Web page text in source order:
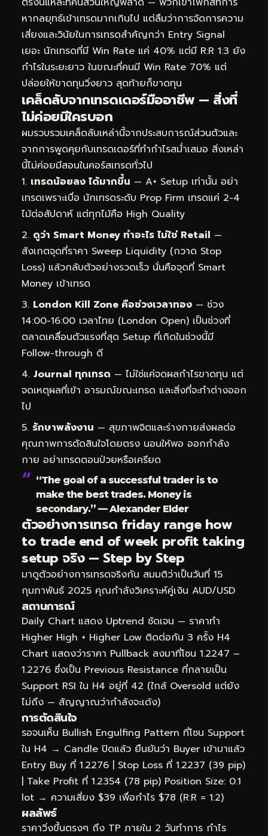
หากลยุทธ์เข้าเทรดมากเกินไป แต่ลืมว่าการจัดการความ
เสี่ยงและวินัยในการเทรดสำคัญกว่า Entry Signal
เยอะ นักเทรดที่มี Win Rate แค่ 40% แต่มี R:R 1:3 ยัง
กำไรในระยะยาว ในขณะที่คนมี Win Rate 70% แต่
ปล่อยให้ขาดทุนวิ่งยาว สุดท้ายก็ขาดทุน
เคล็ดลับจากเทรดเดอร์มืออาชีพ — สิ่งที่
ไม่ค่อยมีใครบอก
ผมรวบรวมเคล็ดลับเหล่านี้จากประสบการณ์ส่วนตัวและ
จากการพูดคุยกับเทรดเดอร์ที่ทำกำไรสม่ำเสมอ สิ่งเหล่า
นี้ไม่ค่อยมีสอนในคอร์สเทรดทั่วไป
เทรดน้อยลง ได้มากขึ้น — A+ Setup เท่านั้น อย่า
เทรดเพราะเบื่อ นักเทรดระดับ Prop Firm เทรดแค่ 2-4
ไม้ต่อสัปดาห์ แต่ทุกไม้คือ High Quality
ดูว่า Smart Money ทำอะไร ไม่ใช่ Retail —
สังเกตจุดที่ราคา Sweep Liquidity (กวาด Stop
Loss) แล้วกลับตัวอย่างรวดเร็ว นั่นคือจุดที่ Smart
Money เข้าเทรด
London Kill Zone คือช่วงเวลาทอง — ช่วง
14:00-16:00 เวลาไทย (London Open) เป็นช่วงที่
ตลาดเคลื่อนตัวแรงที่สุด Setup ที่เกิดในช่วงนี้มี
Follow-through ดี
Journal ทุกเทรด — ไม่ใช่แค่จดผลกำไรขาดทุน แต่
จดเหตุผลที่เข้า อารมณ์ขณะเทรด และสิ่งที่จะทำต่างออก
ไป
รักษาพลังงาน — สุขภาพจิตและร่างกายส่งผลต่อ
คุณภาพการตัดสินใจโดยตรง นอนให้พอ ออกกำลัง
กาย อย่าเทรดตอนป่วยหรือเครียด
“The goal of a successful trader is to
make the best trades. Money is
secondary.” — Alexander Elder
ตัวอย่างการเทรด friday range how
to trade end of week profit taking
setup จริง — Step by Step
มาดูตัวอย่างการเทรดจริงกัน สมมติว่าเป็นวันที่ 15
กุมภาพันธ์ 2025 คุณกำลังวิเคราะห์คู่เงิน AUD/USD
สถานการณ์
Daily Chart แสดง Uptrend ชัดเจน — ราคาทำ
Higher High + Higher Low ติดต่อกัน 3 ครั้ง H4
Chart แสดงว่าราคา Pullback ลงมาที่โซน 1.2247 –
1.2276 ซึ่งเป็น Previous Resistance ที่กลายเป็น
Support RSI ใน H4 อยู่ที่ 42 (ใกล้ Oversold แต่ยัง
ไม่ถึง — สัญญาณว่ากำลังจะเด้ง)
การตัดสินใจ
รอจนเห็น Bullish Engulfing Pattern ที่โซน Support
ใน H4 → Candle ปิดแล้ว ยืนยันว่า Buyer เข้ามาแล้ว
Entry Buy ที่ 1.2276 | Stop Loss ที่ 1.2237 (39 pip)
| Take Profit ที่ 1.2354 (78 pip) Position Size: 0.1
lot → ความเสี่ยง $39 เพื่อกำไร $78 (R:R = 1:2)
ผลลัพธ์
ราคาวิ่งขึ้นตรงๆ ถึง TP ภายใน 2 วันทำการ กำไร